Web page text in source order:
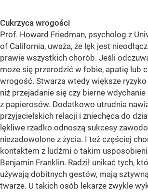
Cukrzyca wrogości
Prof. Howard Friedman, psycholog z
of California, uważa, że lęk jest
prawie wszystkich chorób. Jeśli
może się przerodzić w fobie, apatię lub
wrogość. Stwarza wtedy większe
niż przejadanie się czy bierne wdychanie
z papierosów. Dodatkowo utrudnia
przyjacielskich relacji i zniechęca do
lękliwe rzadko odnoszą sukcesy
niezadowolone z życia. I też częściej
kontaktem z ludźmi o takim
Benjamin Franklin. Radził unikać tych,
używają dobitnych gestów, mają
twarze. U takich osób lekarze zwykle